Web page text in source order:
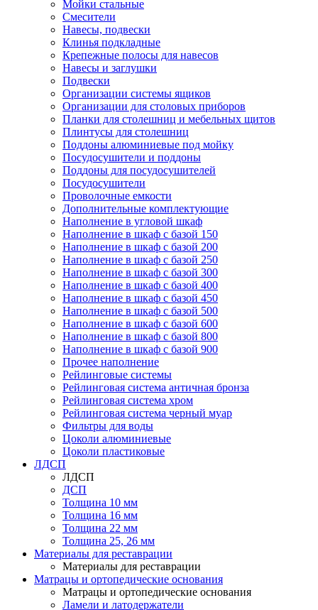
Мойки стальные
Смесители
Навесы, подвески
Клинья подкладные
Крепежные полосы для навесов
Навесы и заглушки
Подвески
Организации системы ящиков
Организации для столовых приборов
Планки для столешниц и мебельных щитов
Плинтусы для столешниц
Поддоны алюминиевые под мойку
Посудосушители и поддоны
Поддоны для посудосушителей
Посудосушители
Проволочные емкости
Дополнительные комплектующие
Наполнение в угловой шкаф
Наполнение в шкаф с базой 150
Наполнение в шкаф с базой 200
Наполнение в шкаф с базой 250
Наполнение в шкаф с базой 300
Наполнение в шкаф с базой 400
Наполнение в шкаф с базой 450
Наполнение в шкаф с базой 500
Наполнение в шкаф с базой 600
Наполнение в шкаф с базой 800
Наполнение в шкаф с базой 900
Прочее наполнение
Рейлинговые системы
Рейлинговая система античная бронза
Рейлинговая система хром
Рейлинговая система черный муар
Фильтры для воды
Цоколи алюминиевые
Цоколи пластиковые
ЛДСП
ЛДСП
ДСП
Толщина 10 мм
Толщина 16 мм
Толщина 22 мм
Толщина 25, 26 мм
Материалы для реставрации
Материалы для реставрации
Матрацы и ортопедические основания
Матрацы и ортопедические основания
Ламели и латодержатели